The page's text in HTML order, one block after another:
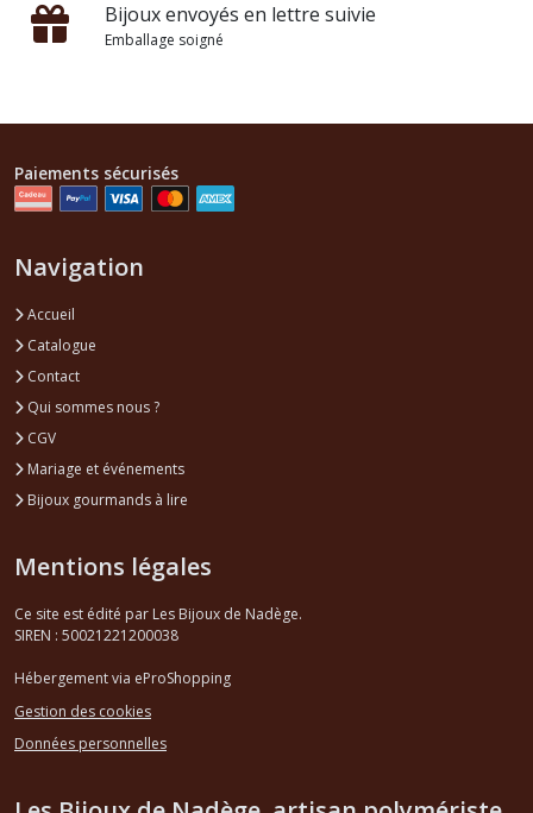
Bijoux envoyés en lettre suivie
Emballage soigné
Paiements sécurisés
Navigation
Accueil
Catalogue
Contact
Qui sommes nous ?
CGV
Mariage et événements
Bijoux gourmands à lire
Mentions légales
Ce site est édité par Les Bijoux de Nadège.
SIREN : 50021221200038
Hébergement via eProShopping
Gestion des cookies
Données personnelles